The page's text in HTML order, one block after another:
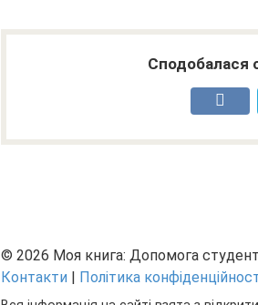
Сподобалася
© 2026 Моя книга: Допомога
Контакти | Політика